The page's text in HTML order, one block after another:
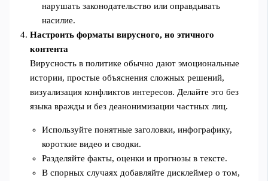
нарушать законодательство или оправдывать
насилие.
Настроить форматы вирусного, но этичного
контента
Вирусность в политике обычно дают эмоциональные
истории, простые объяснения сложных решений,
визуализация конфликтов интересов. Делайте это без
языка вражды и без деанонимизации частных лиц.
Используйте понятные заголовки, инфографику,
короткие видео и сводки.
Разделяйте факты, оценки и прогнозы в тексте.
В спорных случаях добавляйте дисклеймер о том,